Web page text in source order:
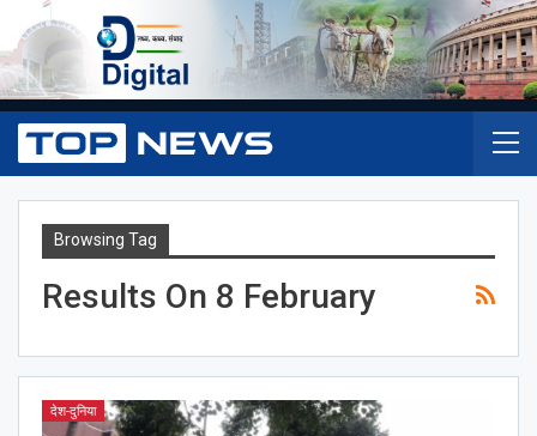
Browsing Tag
Results On 8 February
देश-दुनिया